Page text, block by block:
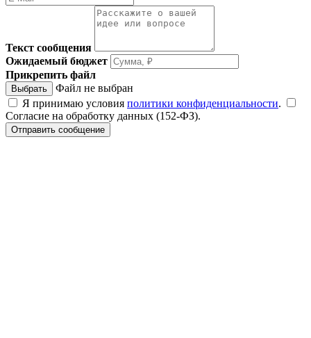
Текст сообщения
Ожидаемый бюджет
Прикрепить файл
Выбрать
Файл не выбран
Я принимаю условия политики конфиденциальности.
Согласие на обработку данных (152-ФЗ).
Отправить сообщение